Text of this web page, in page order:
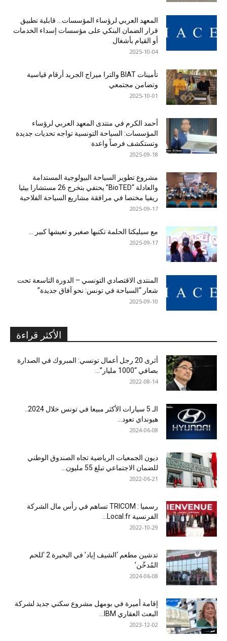
المعهد العربي لرؤساء المؤسسات… قابلية تطبيق
قرار الضمان البنكي على مؤسسات إسداء الخدمات
أو القيام بأشغال
2025-10-04
تأمينات BIAT والترا ميراج الجريد أرقام قياسية
وتضامن مجتمعي
2025-10-01
أحمد الكرم في منتدى المعهد العربي لرؤساء
المؤسسات: السياحة التونسية تواجه تحديات جديدة
وتستكشف فرصاً واعدة
2025-09-18
مشروع تطوير السياحة البيولوجية المستدامة
والعادلة “BioTED” يحتفي بتخرج 26 مستشارا بيئيا
ريفيا مختصا في مرافقة مشاريع السياحة الفلاحية
2025-09-17
مع سيليكتا الحلمة تكتبها صغير و تعيشها كبير …
2025-09-17
المنتدى الاقتصادي التونسي – الدورة التاسعة تحت
شعار “السياحة في تونس: نحو آفاق جديدة”
2025-09-10
الأكثر قراءة
أثرى 20 رجل أعمال تونسي: المبروك في الصدارة
بصافي “1000 مليار”...
2022-08-14
هيونداي تعود...
2024-06-08
ديون الجمعيات الرياضية تجاه الصندوق الوطني
للضمان الاجتماعي تبلغ 55 مليون...
2022-06-21
رسميا : TRICOM تساهم في رأس مال الشركة
الفرنسية Local.fr...
2022-10-29
تدشين مطعم ‘الشيف إياد’ في البحيرة 2 ‘للحم
المُدخّن’
2024-06-08
إقامة أميرة في بومهل مشروع سكني جديد لشركة
البعث العقاري IBM...
2023-12-02